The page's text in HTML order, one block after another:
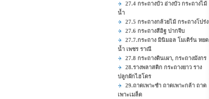
27.4 กระถางบัว อ่างบัว กระถางไม้
น้ำ
27.5 กระถางกล้วยไม้ กระถางโปร่ง
27.6 กระถางสีอิฐ ปากจีบ
27.7.กระถาง มินิมอล โมเดิร์น หยด
น้ำ เพชร ราณี
27.8 กระถางดินเผา, กระถางมังกร
28.รางพลาสติก กระถางยาว ราง
ปลูกผักไฮโดร
29.ถาดเพาะชำ ถาดเพาะกล้า ถาด
เพาะเมล็ด